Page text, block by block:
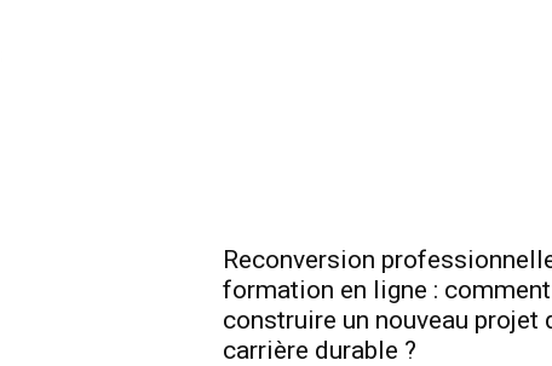
Reconversion
formation en ligne : comment
construire un nouveau projet
carrière durable ?